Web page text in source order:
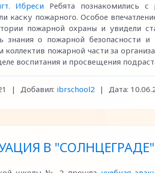
Ибреси Ребята познакомились с
пожарного. Особое
пожарной охраны и увидели
знания о пожарной безопасности и
пожарной части за
воспитания и просвещения
| Добавил: ibrschool2 | Дата:
В "СОЛНЦЕГРАДЕ"